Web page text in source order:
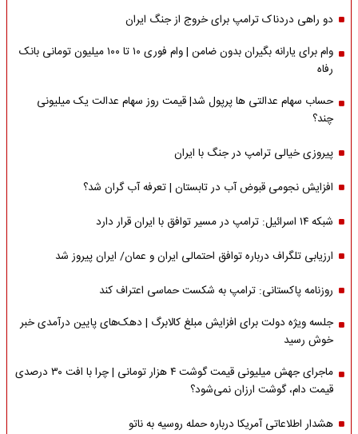
دو راهی دردناک ترامپ برای خروج از جنگ ایران
وام برای یارانه بگیران بدون ضامن | وام فوری ۱۰ تا ۱۰۰ میلیون تومانی بانک
رفاه
حساب سهام عدالتی ها پرپول شد| قیمت روز سهام عدالت یک میلیونی
چند؟
پیروزی خیالی ترامپ در جنگ با ایران
افزایش نجومی قبوض آب در تابستان | تعرفه آب گران شد؟
شبکه ۱۴ اسرائیل: ترامپ در مسیر توافق با ایران قرار دارد
ارزیابی تلگراف درباره توافق احتمالی ایران و عمان/ ایران پیروز شد
روزنامه پاکستانی: ترامپ به شکست حماسی اعتراف کند
جلسه ویژه دولت برای افزایش مبلغ کالابرگ | دهک‌های پایین درآمدی خبر
خوش رسید
ماجرای جهش میلیونی قیمت گوشت ۴ هزار تومانی | چرا با افت ۳۰ درصدی
قیمت دام، گوشت ارزان نمی‌شود؟
هشدار اطلاعاتی آمریکا درباره حمله روسیه به ناتو